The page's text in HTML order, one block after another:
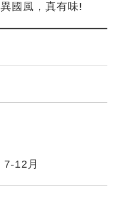
國風，真有味!
12月